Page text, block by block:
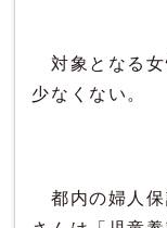
対象となる女
少なくない。
都内の婦人保